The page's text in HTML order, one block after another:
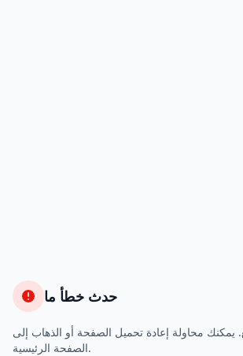
حدث خطأ ما
محاولة إعادة تحميل الصفحة أو الذهاب إلى
الصفحة الرئيسية.